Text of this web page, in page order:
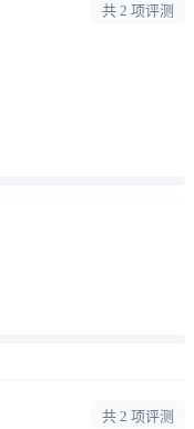
共 2 项评测
共 2 项评测